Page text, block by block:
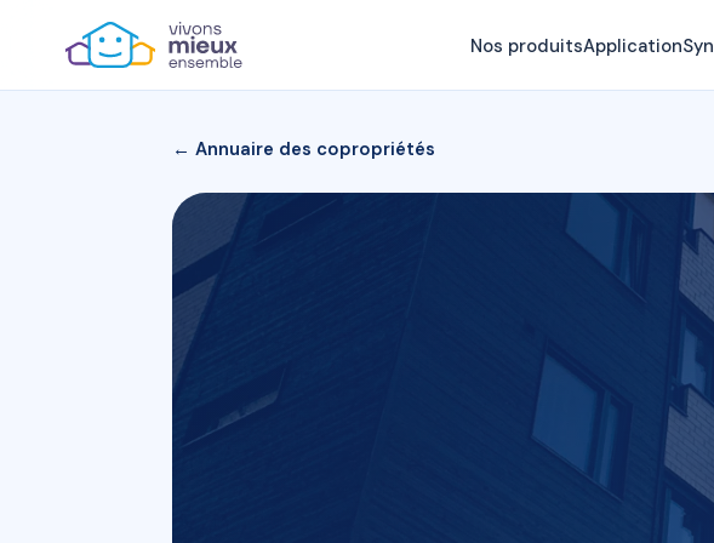
Nos produitsApplication
← Annuaire des copropriétés